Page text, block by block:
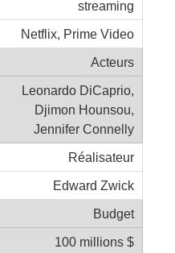
streaming
Netflix, Prime Video
Acteurs
Leonardo DiCaprio,
Djimon Hounsou,
Jennifer Connelly
Réalisateur
Edward Zwick
Budget
100 millions $